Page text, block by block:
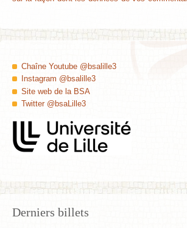
Chaîne Youtube @bsalille3
Instagram @bsalille3
Site web de la BSA
Twitter @bsaLille3
Derniers billets